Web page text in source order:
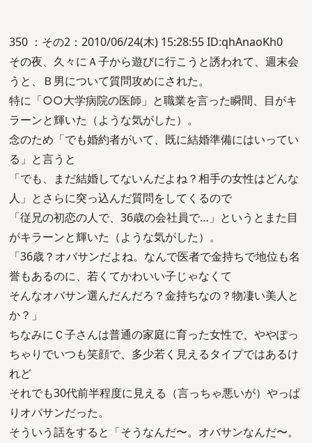
350 ：その2：2010/06/24(木) 15:28:55 ID:qhAnaoKh0
その夜、久々にＡ子から遊びに行こうと誘われて、週末会
うと、Ｂ男について質問攻めにされた。
特に「○○大学病院の医師」と職業を言った瞬間、目がキ
ラーンと輝いた（ような気がした）。
念のため「でも婚約者がいて、既に結婚準備にはいってい
る」と言うと
「でも、まだ結婚してないんだよね？相手の女性はどんな
人」とさらに突っ込んだ質問をしてくるので
「従兄の初恋の人で、36歳の会社員で…」というとまた目
がキラーンと輝いた（ような気がした）。
「36歳？オバサンだよね。なんで医者で金持ちで地位も名
誉もあるのに、若くてかわいい子じゃなくて
そんなオバサン選んだんだろ？金持ちなの？物凄い美人と
か？」
ちなみにＣ子さんは普通の家庭に育った女性で、ややぽっ
ちゃりでいつも笑顔で、多少若く見えるタイプではあるけ
れど
それでも30代前半程度に見える（言っちゃ悪いが）やっぱ
りオバサンだった。
そういう話をすると「そうなんだ〜。オバサンなんだ〜。